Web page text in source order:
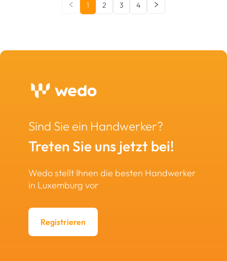
1 2 3 4
Sind Sie ein Handwerker?
Treten Sie uns jetzt bei!
Wedo stellt Ihnen die besten Handwerker
in Luxemburg vor
Registrieren